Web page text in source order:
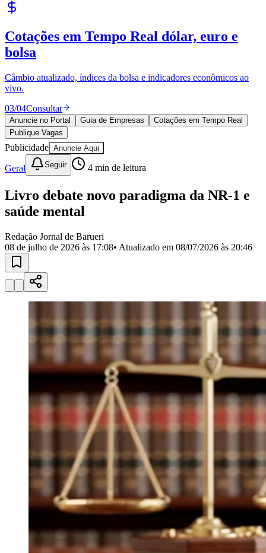
Publicidade Legal
Política
Esportes
Cultura
Meio Ambiente
Obras
Educação
Bairros de Barueri
Selecione sua região Para notícias da sua região
AldeiaAldeia da Serra
VistaCalifórniaCarapicuíba
RegiãoCotiaCruz Preta Engenho NovoFazenda
Militar
Califórnia
Esperança
JulioJardim Líbano
MutingaJardim ParaísoJardim PaulistaJardim ReginaliceJardim São
Jardim Silveira
Jardim Tupanci Mutinga Nova Aldeinha Osasco
Parque dos
Camargos Parque ImperialParque Santa LuziaParque VianaPirapora
do Bom Jesus Recanto PhrynéaSantana de
Silveira Tamboré Vale do Sol Vila Barros Vila Boa Vista
Vila
do Conde
Vila Engenho NovoVila MárciaVila Nossa Sra. da
EscadaVila PortoVotupoca
Anuncie no Portal
Guia de Empresas
Divulgar Vagas Novo
Publicidade Legal
Negócios Regionais
Turismo
Segurança Regional
Hospitais Estaduais
Parques & Represas
Santana de ParnaíbaOsascoCarapicuíbaJandiraItapevi CotiaPirapora
do Bom JesusAraçariguama Cajamar
Franco da
Cotações em Tempo Real dólar, euro e
bolsa
Câmbio atualizado, índices da bolsa e indicadores econômicos ao
vivo.
03/04Consultar
Anuncie no Portal Guia de Empresas
Cotações em Tempo Real
Publique Vagas
Publicidade Anuncie Aqui
Geral Seguir 4 min de leitura
Livro debate novo paradigma da NR-1 e
saúde mental
Redação Jornal de Barueri
08 de julho de 2026 às 17:08• Atualizado em 08/07/2026 às 20:46